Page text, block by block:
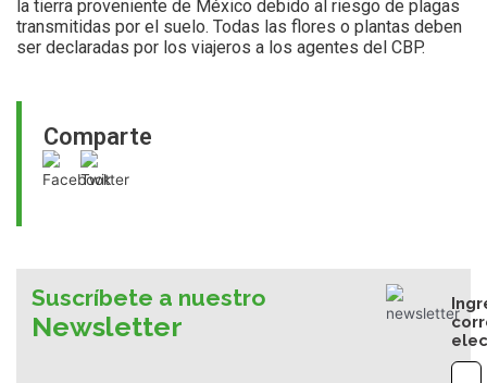
Comparte
la tierra proveniente de México debido al riesgo de plagas
transmitidas por el suelo. Todas las flores o plantas deben
ser declaradas por los viajeros a los agentes del CBP.
Suscríbete a nuestro
Newsletter